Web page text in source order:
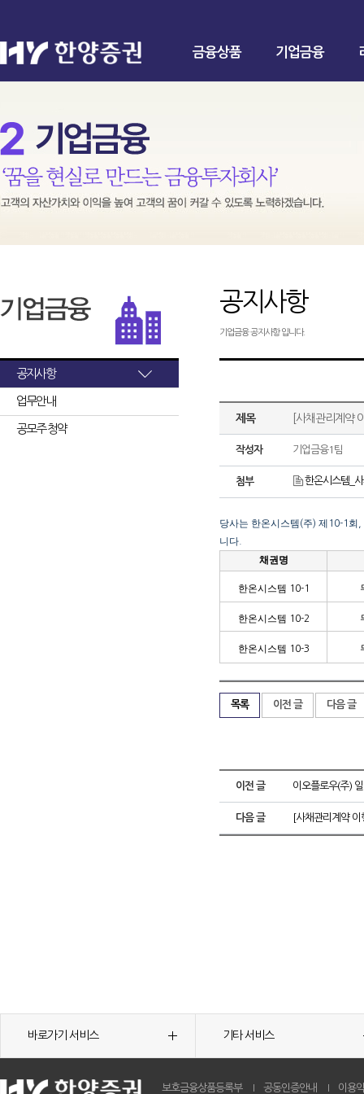
금융상품 기업금융
공지사항
업무안내
공모주 청약
공지사항
기업금융 공지사항 입니다.
제목 [사채관리계약
작성자 기업금융1팀
첨부 한온시스템_
당사는 한온시스템(주) 제 10-1 회
니다
채권명
한온시스템 10-1
한온시스템 10-2
한온시스템 10-3
목록 이전 글 다음 글
이전 글 이오플로우(주)
다음 글 [사채관리계약
바로가기 서비스 기타 서비스
보호금융상품등록부 공동인증안내 이용